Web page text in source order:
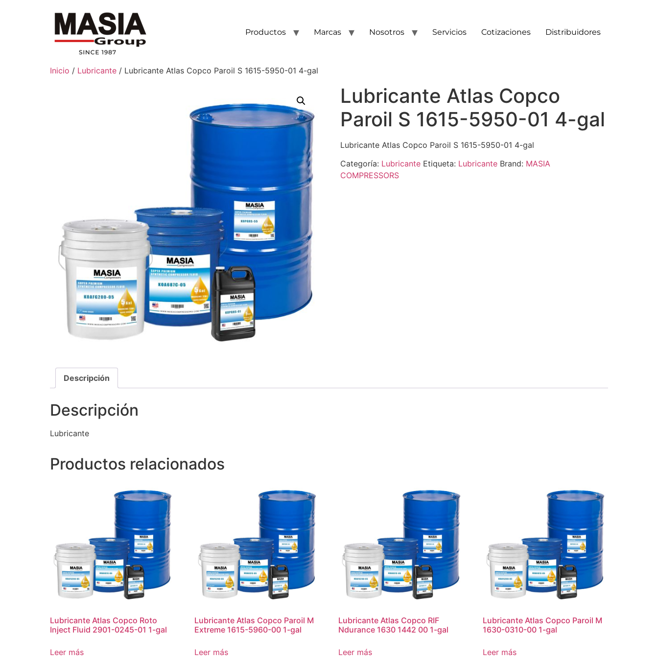
Productos Marcas Nosotros Servicios Cotizaciones Distribuidores
Inicio / Lubricante / Lubricante Atlas Copco Paroil S 1615-5950-01 4-gal
Lubricante Atlas Copco
Paroil S 1615-5950-01 4-gal
Lubricante Atlas Copco Paroil S 1615-5950-01 4-gal
Categoría: Lubricante Etiqueta: Lubricante Brand: MASIA
COMPRESSORS
Descripción
Descripción
Lubricante
Productos relacionados
Lubricante Atlas Copco Roto
Inject Fluid 2901-0245-01 1-gal
Leer más
Lubricante Atlas Copco Paroil M
Extreme 1615-5960-00 1-gal
Leer más
Lubricante Atlas Copco RIF
Ndurance 1630 1442 00 1-gal
Leer más
Lubricante Atlas Copco Paroil M
1630-0310-00 1-gal
Leer más